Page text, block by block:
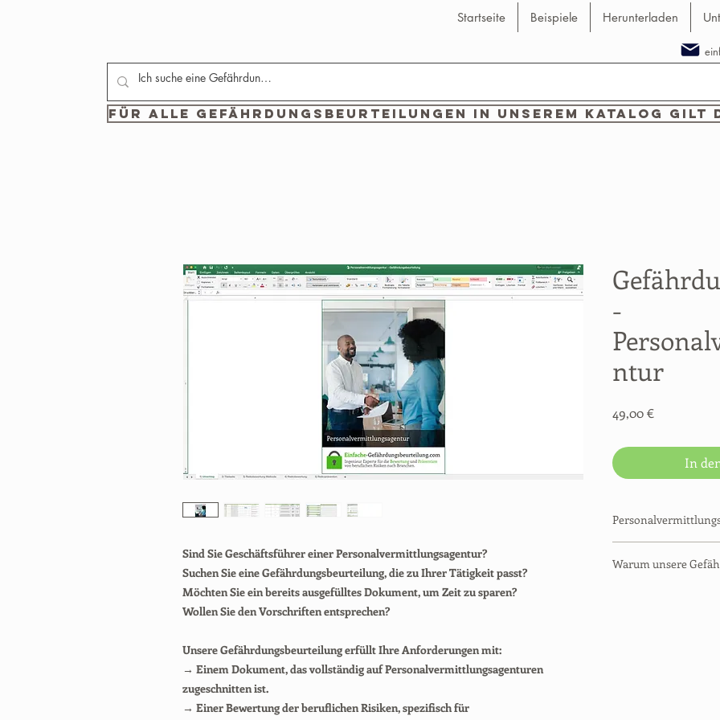
Startseite Beispiele Herunterladen
Für alle Gefährdungsbeurteilungen in unserem Katalog gilt
Sind Sie Geschäftsführer einer Personalvermittlungsagentur?
Suchen Sie eine Gefährdungsbeurteilung, die zu Ihrer Tätigkeit passt?
Möchten Sie ein bereits ausgefülltes Dokument, um Zeit zu sparen?
Wollen Sie den Vorschriften entsprechen?
Unsere Gefährdungsbeurteilung erfüllt Ihre Anforderungen mit:
→ Einem Dokument, das vollständig auf Personalvermittlungsagenturen
zugeschnitten ist.
→ Einer Bewertung der beruflichen Risiken, spezifisch für
-
ntur
49,00 €Preis
In
| Sofortiger
Warum unsere